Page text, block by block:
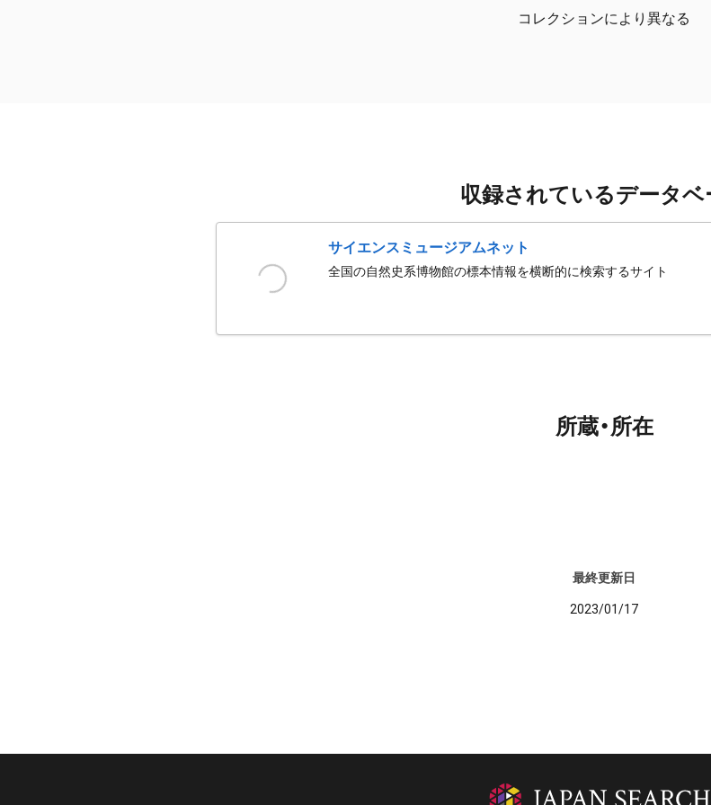
コレクションにより異なる
収録されているデータベ
サイエンスミュージアムネット
全国の自然史系博物館の標本情報を横断的に検索するサイト
所蔵・所在
最終更新日
2023/01/17